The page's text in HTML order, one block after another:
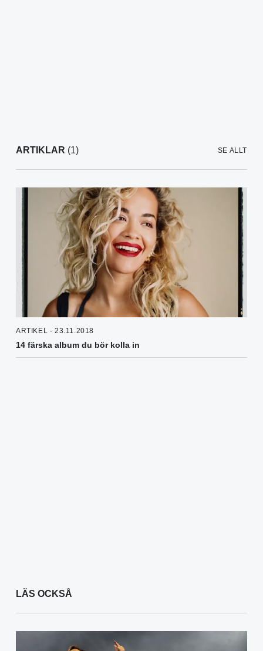
ARTIKLAR (1) SE ALLT
ARTIKEL - 23.11.2018
14 färska album du bör kolla in
LÄS OCKSÅ